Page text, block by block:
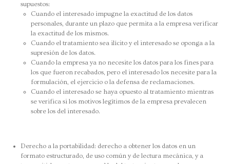
supuestos:
Cuando el interesado impugne la exactitud de los datos
personales, durante un plazo que permita a la empresa verificar
la exactitud de los mismos.
Cuando el tratamiento sea ilícito y el interesado se oponga a la
supresión de los datos.
Cuando la empresa ya no necesite los datos para los fines para
los que fueron recabados, pero el interesado los necesite para la
formulación, el ejercicio o la defensa de reclamaciones.
Cuando el interesado se haya opuesto al tratamiento mientras
se verifica si los motivos legítimos de la empresa prevalecen
sobre los del interesado.
Derecho a la portabilidad: derecho a obtener los datos en un
formato estructurado, de uso común y de lectura mecánica, y a